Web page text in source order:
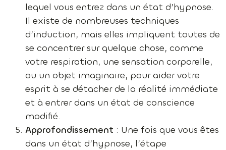
lequel vous entrez dans un état d’hypnose.
Il existe de nombreuses techniques
d’induction, mais elles impliquent toutes de
se concentrer sur quelque chose, comme
votre respiration, une sensation corporelle,
ou un objet imaginaire, pour aider votre
esprit à se détacher de la réalité immédiate
et à entrer dans un état de conscience
modifié.
Approfondissement : Une fois que vous êtes
dans un état d’hypnose, l’étape